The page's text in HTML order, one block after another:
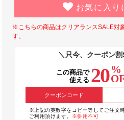
お気に入り
※こちらの商品はクリアランスSALE対
す。
＼只今、クーポン
この商品で
使える 20 %
クーポンコード
※上記の英数字をコピー等してご注文
ご利用頂けます。
※併用不可